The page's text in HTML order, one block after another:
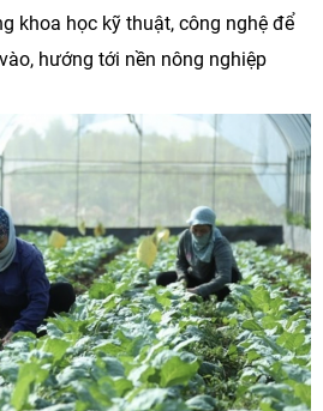
khoa học kỹ thuật, công nghệ để
hướng tới nền nông nghiệp